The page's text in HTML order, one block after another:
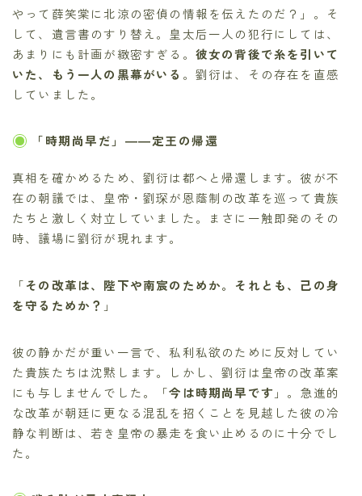
やって薛笑棠に北涼の密偵の情報を伝えたのだ？」。そ
して、遺言書のすり替え。皇太后一人の犯行にしては、
あまりにも計画が緻密すぎる。 彼女の背後で糸を引いて
いた、もう一人の黒幕がいる 。劉衍は、その存在を直感
していました。
「時期尚早だ」――定王の帰還
真相を確かめるため、劉衍は都へと帰還します。彼が不
在の朝議では、皇帝・劉琛が恩蔭制の改革を巡って貴族
たちと激しく対立していました。まさに一触即発のその
時、議場に劉衍が現れます。
「その改革は、陛下や南宸のためか。それとも、己の身
を守るためか？ 」
彼の静かだが重い一言で、私利私欲のために反対してい
た貴族たちは沈黙します。しかし、劉衍は皇帝の改革案
にも与しませんでした。「今は時期尚早です 」。急進的
な改革が朝廷に更なる混乱を招くことを見越した彼の冷
静な判断は、若き皇帝の暴走を食い止めるのに十分でし
た。